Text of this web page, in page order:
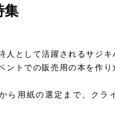
集
人として活躍されるサジキ
ントでの販売用の本を作
ら用紙の選定まで、クラ